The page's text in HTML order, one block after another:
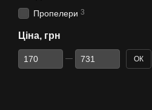
Пропелери 3
Ціна, грн
Від Ціна, грн
До Ціна, грн ОК